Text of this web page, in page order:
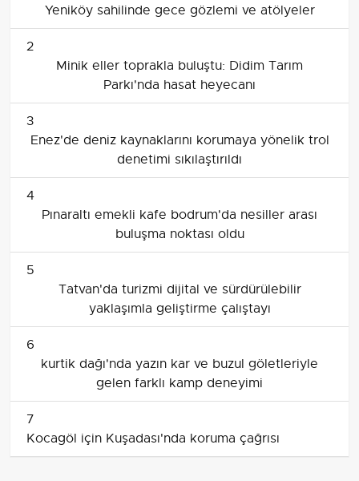
Yeniköy sahilinde gece gözlemi ve atölyeler
2
Minik eller toprakla buluştu: Didim Tarım
Parkı'nda hasat heyecanı
3
Enez'de deniz kaynaklarını korumaya yönelik trol
denetimi sıkılaştırıldı
4
Pınaraltı emekli kafe bodrum'da nesiller arası
buluşma noktası oldu
5
Tatvan'da turizmi dijital ve sürdürülebilir
yaklaşımla geliştirme çalıştayı
6
kurtik dağı'nda yazın kar ve buzul göletleriyle
gelen farklı kamp deneyimi
7
Kocagöl için Kuşadası'nda koruma çağrısı